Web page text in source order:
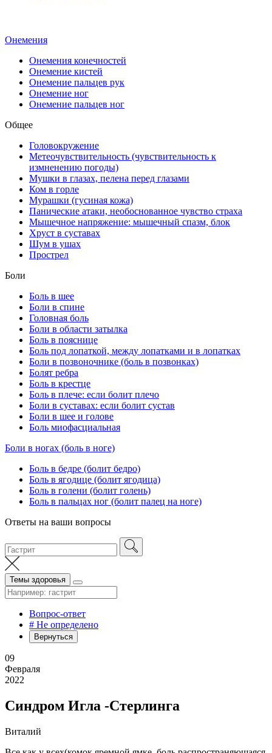
Онемения
Онемения конечностей
Онемение кистей
Онемение пальцев рук
Онемение ног
Онемение пальцев ног
Общее
Головокружение
Метеочувствительность (чувствительность к
измненению погоды)
Мушки в глазах, пелена перед глазами
Ком в горле
Мурашки (гусиная кожа)
Панические атаки, необоснованное чувство страха
Мышечное напряжение: мышечный спазм, блок
Хруст в суставах
Шум в ушах
Прострел
Боли
Боль в шее
Боли в спине
Головная боль
Боли в области затылка
Боль в пояснице
Боль под лопаткой, между лопатками и в лопатках
Боли в позвоночнике (боль в позвонках)
Болят ребра
Боль в крестце
Боль в плече: если болит плечо
Боли в суставах: если болит сустав
Боли в шее и голове
Боль миофасциальная
Боли в ногах (боль в ноге)
Боль в бедре (болит бедро)
Боль в ягодице (болит ягодица)
Боль в голени (болит голень)
Боль в пальцах ног (болит палец на ноге)
Ответы на ваши вопросы
Темы здоровья
Вопрос-ответ
# Не определено
Вернуться
09
Февраля
2022
Синдром Игла -Стерлинга
Виталий